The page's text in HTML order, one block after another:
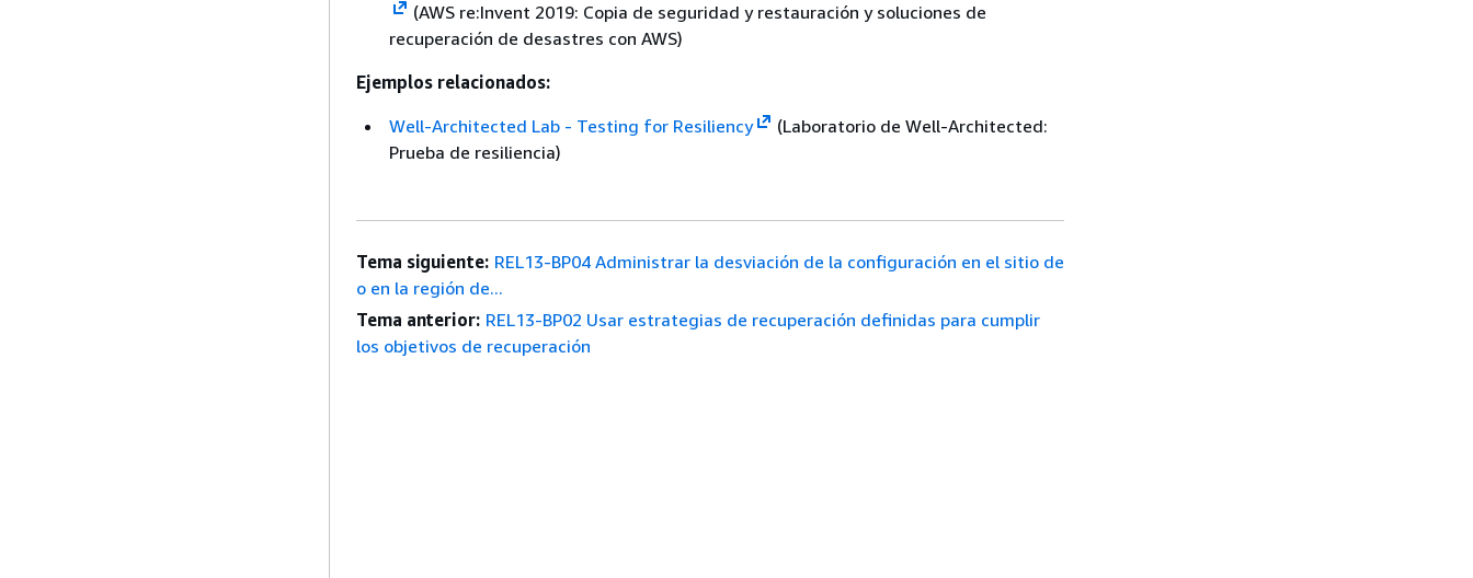
(AWS re:Invent 2019: Copia de seguridad y restauración y soluciones de
recuperación de desastres con AWS)
Ejemplos relacionados:
Well-Architected Lab - Testing for Resiliency
(Laboratorio de Well-Architected:
Prueba de resiliencia)
Tema siguiente: REL13-BP04 Administrar la desviación de la configuración en el sitio de
o en la región de...
Tema anterior: REL13-BP02 Usar estrategias de recuperación definidas para cumplir
los objetivos de recuperación